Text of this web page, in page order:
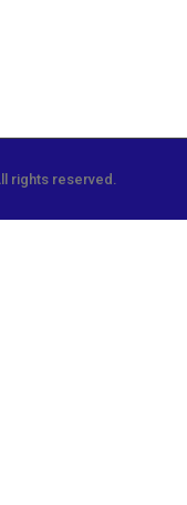
rights reserved.